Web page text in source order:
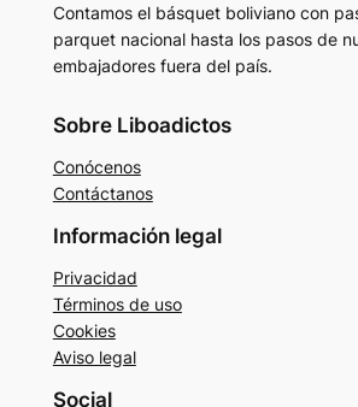
Contamos el básquet boliviano con
parquet nacional hasta los pasos de
embajadores fuera del país.
Sobre Liboadictos
Conócenos
Contáctanos
Información legal
Privacidad
Términos de uso
Cookies
Aviso legal
Social